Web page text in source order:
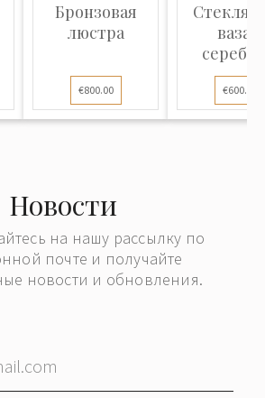
Бронзовая
люстра
€800.00
ваза с
€600.00
Новости
на нашу рассылку по
почте и получайте
новости и обновления.